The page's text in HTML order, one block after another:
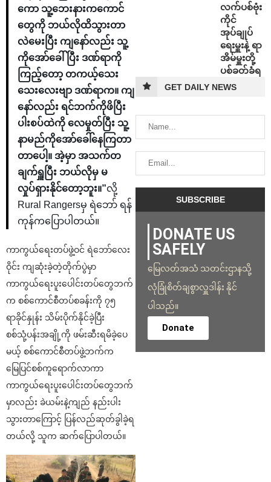
ကော သူ့ဘေးနားကကောင်
တွေကို ဘယ်လိုထိသွားတာ
လဲမေးပြီး ကျနော်လည်း သူ့
ကိုအော်ခေါ်ပြီး ဒဏ်ရာကို
ကြည့်တော့ တကယ့်သေး
သေးလေးဗျာ ဒဏ်ရာက။ ကျ
နော်လည်း ရင်ဘက်ကိုဖိပြီး
ပါးစပ်ထဲကို လေမှုတ်ပြီး သူ့
နာမည်ကိုအော်ခေါ်နေကြတာ
တာပေါ့။ အဲ့မှာ အသက်တ
ချက်ရှူပြီး ဘယ်လိုမှ မ
လှုပ်ရှားနိုင်တော့ဘူး။”လို့
Rural Rangersမှ ရဲဘော် ရန်
ကုန်ကပြောပါတယ်။
ကာကွယ်ရေးတပ်ဖွဲ့ဝင် ရဲဘော်လေး
ဝိုင်း ကျဆုံးခဲ့တဲ့တိုက်ပွဲမှာ
ကာကွယ်ရေးပူးပေါင်းတပ်တွေဘက်
က စစ်ကောင်စီတပ်စခန်းကို ၇၅
ရာခိုင်နှုန်း သိမ်းပိုက်နိုင်ခဲ့ပြီး
စစ်သုံ့ပန်းအချို့ကို ဖမ်းဆီးရမိခဲ့ပေ
မယ့် စစ်ကောင်စီတပ်ဖွဲ့ဘက်က
မြေပြင်စစ်ကူရောက်လာကာ
ကာကွယ်ရေးပူးပေါင်းတပ်တွေဘက်
မှာလည်း ခဲယမ်းနဲ့ကျည် နည်းပါး
သွားတာကြောင့် ပြန်လည်ဆုတ်ခွါခဲ့ရ
တယ်လို့ သူက ဆက်ပြောပါတယ်။
လက်ပစ်ဗုံး
ကိုင်
အုပ်ချုပ်
ရေးမှူးနဲ့ ရာ
အိမ်မှူးတို့
ပစ်ခတ်ခံရ
GET DAILY NEWS
DONATE US
SAFELY
မြေလတ်အသံ သတင်းဌာနသို့
လုံခြုံစိတ်ချစွာလှူဒါန်း နိုင်
ပါသည်။
Donate